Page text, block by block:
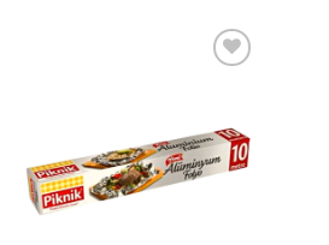
souhaits